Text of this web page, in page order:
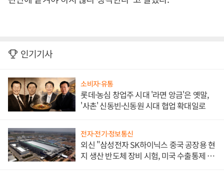
인기기사
소비자·유통
롯데·농심 창업주 시대 '라면 앙금'은 옛말,
'사촌' 신동빈·신동원 시대 협업 확대일로
전자·전기·정보통신
외신 "삼성전자 SK하이닉스 중국 공장용 현
지 생산 반도체 장비 시험, 미국 수출통제 대